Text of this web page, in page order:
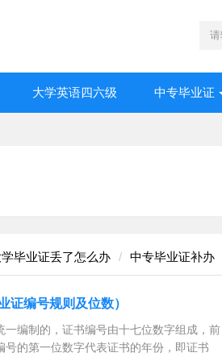
大学英语四六级 中专毕业证
学毕业证丢了怎么办 中专毕业证补办
证编号规则及位数）
编制的，证书编号由十七位数字组成，前
的第一位数字代表证书的年份，即证书